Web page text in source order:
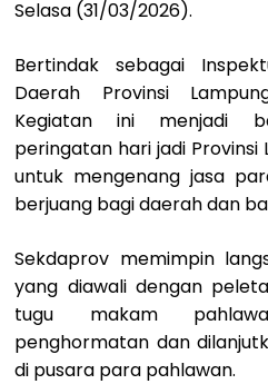
Selasa (31/03/2026).
Bertindak sebagai
Daerah Provinsi
Kegiatan ini menjadi
peringatan hari jadi
untuk mengenang jasa
berjuang bagi daerah dan
Sekdaprov memimpin
yang diawali dengan
tugu makam
penghormatan dan
di pusara para pahlawan.